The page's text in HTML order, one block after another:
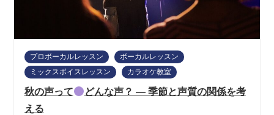
プロボーカルレッスン
ボーカルレッスン
ミックスボイスレッスン
カラオケ教室
秋の声って
どんな声？ ― 季節と声質の関係を考
える